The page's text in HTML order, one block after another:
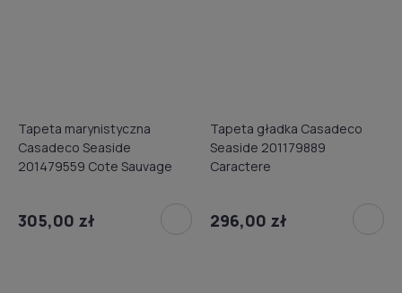
Tapeta marynistyczna
Casadeco Seaside
201479559 Cote Sauvage
305,00 zł
Tapeta gładka Casadeco
Seaside 201179889
Caractere
296,00 zł